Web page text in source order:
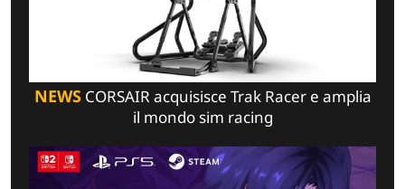
NEWSCORSAIR acquisisce Trak Racer e amplia
il mondo sim racing